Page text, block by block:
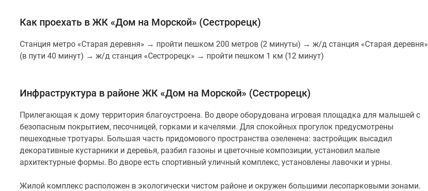
Как проехать в ЖК «Дом на Морской» (Сестрорецк)
Станция метро «Старая деревня» → пройти пешком 200 метров (2 минуты) → ж/д станция «Старая деревня»
(в пути 40 минут) → ж/д станция «Сестрорецк» → пройти пешком 1 км (12 минут)
Инфраструктура в районе ЖК «Дом на Морской» (Сестрорецк)
Прилегающая к дому территория благоустроена. Во дворе оборудована игровая площадка для малышей с
безопасным покрытием, песочницей, горками и качелями. Для спокойных прогулок предусмотрены
пешеходные тротуары. Большая часть придомового пространства озеленена: застройщик высадил
декоративные кустарники и деревья, разбил газоны и цветочные композиции, установил малые
архитектурные формы. Во дворе есть спортивный уличный комплекс, установлены лавочки и урны.
Жилой комплекс расположен в экологически чистом районе и окружен большими лесопарковыми зонами.